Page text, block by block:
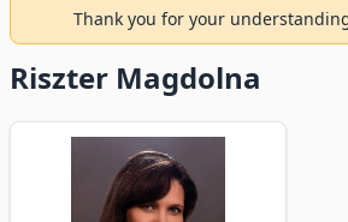
Thank you for your
Riszter Magdolna